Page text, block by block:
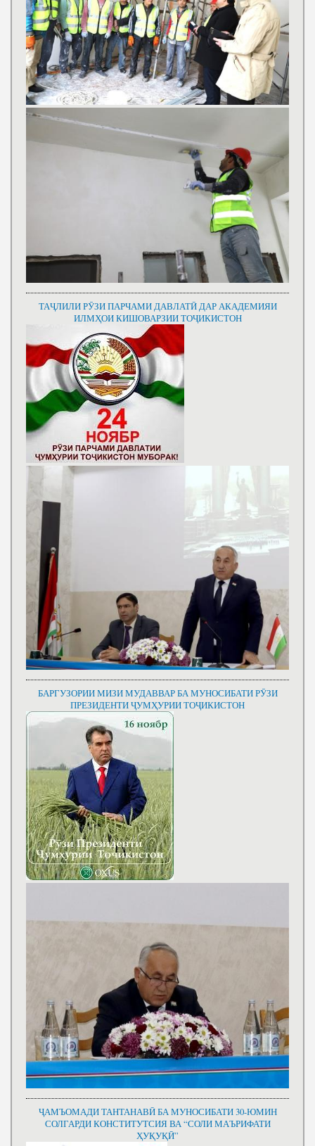
ТАҶЛИЛИ РӮЗИ ПАРЧАМИ ДАВЛАТӢ ДАР АКАДЕМИЯИ
ИЛМҲОИ КИШОВАРЗИИ ТОҶИКИСТОН
БАРГУЗОРИИ МИЗИ МУДАВВАР БА МУНОСИБАТИ РӮЗИ
ПРЕЗИДЕНТИ ҶУМҲУРИИ ТОҶИКИСТОН
ҶАМЪОМАДИ ТАНТАНАВӢ БА МУНОСИБАТИ 30-ЮМИН
СОЛГАРДИ КОНСТИТУТСИЯ ВА “СОЛИ МАЪРИФАТИ
ҲУҚУҚӢ”